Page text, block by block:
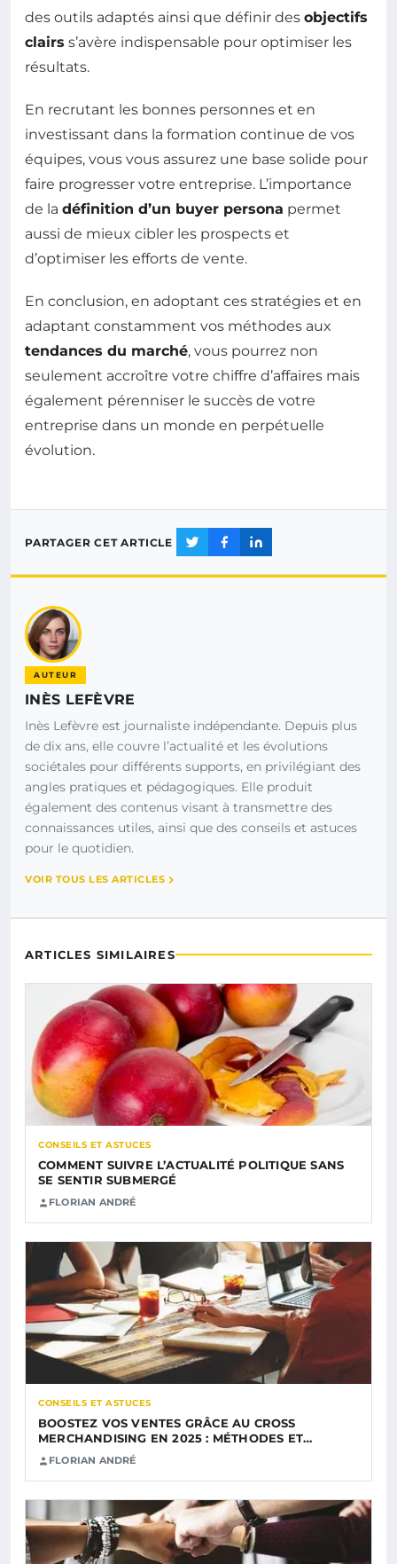
des outils adaptés ainsi que définir des objectifs
clairs s’avère indispensable pour optimiser les
résultats.
En recrutant les bonnes personnes et en
investissant dans la formation continue de vos
équipes, vous vous assurez une base solide pour
faire progresser votre entreprise. L’importance
de la définition d’un buyer persona permet
aussi de mieux cibler les prospects et
d’optimiser les efforts de vente.
En conclusion, en adoptant ces stratégies et en
adaptant constamment vos méthodes aux
tendances du marché, vous pourrez non
seulement accroître votre chiffre d’affaires mais
également pérenniser le succès de votre
entreprise dans un monde en perpétuelle
évolution.
PARTAGER CET ARTICLE
AUTEUR
INÈS LEFÈVRE
Inès Lefèvre est journaliste indépendante. Depuis plus
de dix ans, elle couvre l’actualité et les évolutions
sociétales pour différents supports, en privilégiant des
angles pratiques et pédagogiques. Elle produit
également des contenus visant à transmettre des
connaissances utiles, ainsi que des conseils et astuces
pour le quotidien.
VOIR TOUS LES ARTICLES
ARTICLES SIMILAIRES
CONSEILS ET ASTUCES
COMMENT SUIVRE L’ACTUALITÉ POLITIQUE SANS
SE SENTIR SUBMERGÉ
FLORIAN ANDRÉ
CONSEILS ET ASTUCES
BOOSTEZ VOS VENTES GRÂCE AU CROSS
MERCHANDISING EN 2025 : MÉTHODES ET…
FLORIAN ANDRÉ